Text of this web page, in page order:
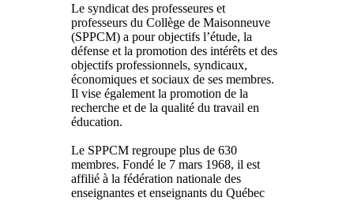
Le syndicat des professeures et
professeurs du Collège de Maisonneuve
(SPPCM) a pour objectifs l’étude, la
défense et la promotion des intérêts et des
objectifs professionnels, syndicaux,
économiques et sociaux de ses membres.
Il vise également la promotion de la
recherche et de la qualité du travail en
éducation.
Le SPPCM regroupe plus de 630
membres. Fondé le 7 mars 1968, il est
affilié à la fédération nationale des
enseignantes et enseignants du Québec